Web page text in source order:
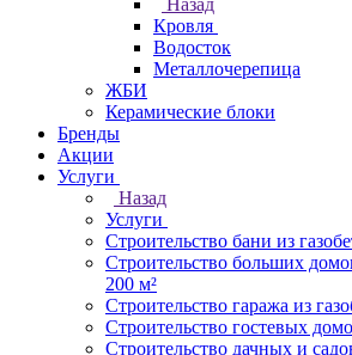
Назад
Кровля
Водосток
Металлочерепица
ЖБИ
Керамические блоки
Бренды
Акции
Услуги
Назад
Услуги
Строительство бани из
Строительство больших
200 м²
Строительство гаража из
Строительство гостевых
Строительство дачных и